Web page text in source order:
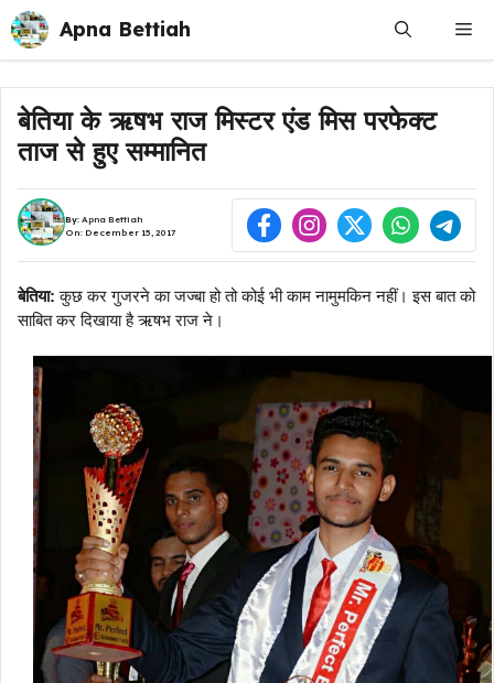
Skip
to
content
Apna Bettiah
बेतिया के ऋषभ राज मिस्टर एंड मिस परफेक्ट
ताज से हुए सम्मानित
By: Apna Bettiah
On: December 15, 2017
बेतिया:कुछ कर गुजरने का जज्बा हो तो कोई भी काम नामुमकिन नहीं। इस बात को
साबित कर दिखाया है ऋषभ राज ने।